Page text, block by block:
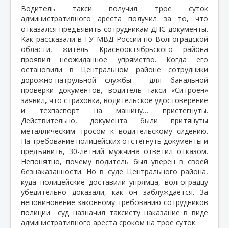
Водитель такси получил трое суток
административного ареста получил за то, что
отказался предъявить сотрудникам ДПС документы.
Как рассказали в ГУ МВД России по Волгоградской
области, житель Краснооктябрьского района
проявил неожиданное упрямство. Когда его
остановили в Центральном районе сотрудники
дорожно-патрульной службы
для банальной
проверки документов, водитель такси «Ситроен»
заявил, что страховка, водительское удостоверение
и техпаспорт на машину… пристегнуты.
Действительно, документа были притянуты
металлическим тросом к водительскому сидению.
На требование полицейских отстегнуть документы и
предъявить, 30-летний мужчина ответил отказом.
Непонятно, почему водитель был уверен в своей
безнаказанности. Но в суде Центрального района,
куда полицейские доставили упрямца, волгоградцу
убедительно доказали, как он заблуждается. За
неповиновение законному требованию сотрудников
полиции
суд назначил таксисту наказание в виде
административного ареста сроком на трое суток.